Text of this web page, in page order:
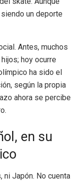
un deporte
Antes, muchos
hoy ocurre
ha sido el
según la propia
ahora se percibe
en su
ni Japón. No cuenta